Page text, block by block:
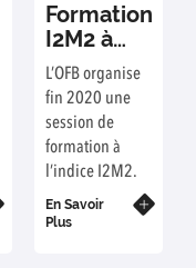
Formation
I2M2 à
l’OFB
L’OFB organise
fin 2020 une
session de
formation à
l’indice I2M2.
En Savoir
Plus